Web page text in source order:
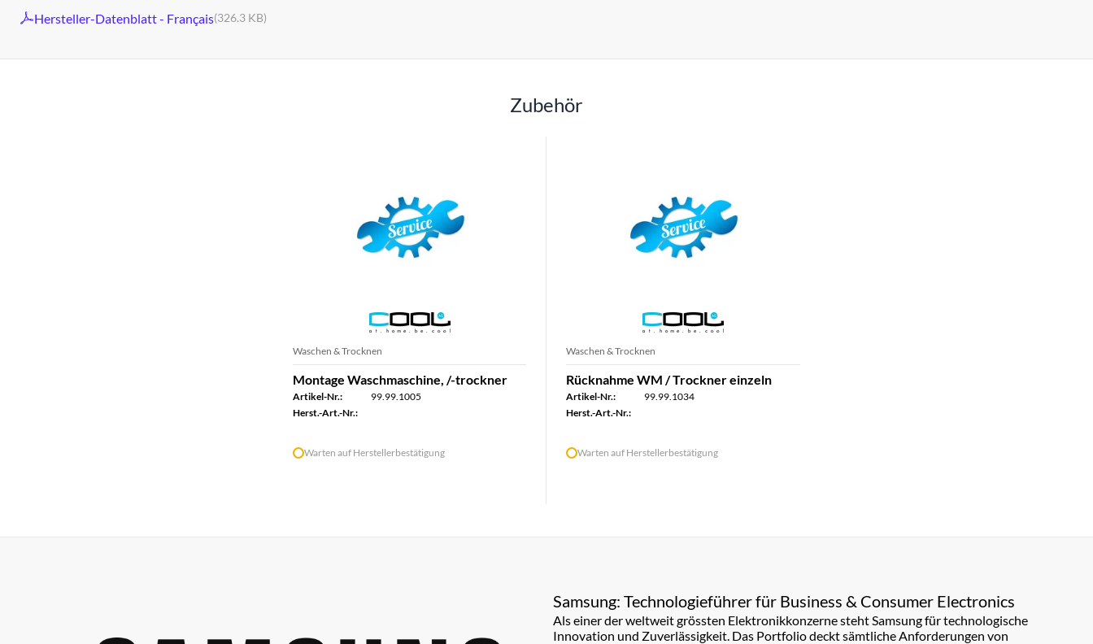
Hersteller-Datenblatt - Français(326.3 KB)
Zubehör
Waschen & Trocknen
Montage Waschmaschine, /-trockner
Artikel-Nr.:
99.99.1005
Herst.-Art.-Nr.:
Warten auf Herstellerbestätigung
Waschen & Trocknen
Rücknahme WM / Trockner einzeln
Artikel-Nr.:
99.99.1034
Herst.-Art.-Nr.:
Warten auf Herstellerbestätigung
Samsung: Technologieführer für Business & Consumer Electronics
Als einer der weltweit grössten Elektronikkonzerne steht Samsung für technologische
Innovation und Zuverlässigkeit. Das Portfolio deckt sämtliche Anforderungen von